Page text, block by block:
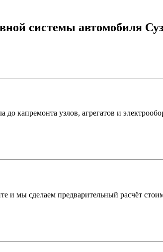
системы автомобиля
капремонта узлов, агрегатов и
и мы сделаем предварительный расчёт